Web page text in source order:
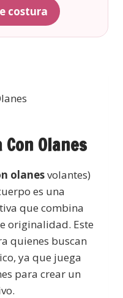
costura
Olanes
olanesvolantes)
es una
que combina
originalidad. Este
quienes buscan
ya que juega
para crear un